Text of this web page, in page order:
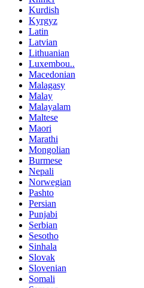
Kurdish
Kyrgyz
Latin
Latvian
Lithuanian
Luxembou..
Macedonian
Malagasy
Malay
Malayalam
Maltese
Maori
Marathi
Mongolian
Burmese
Nepali
Norwegian
Pashto
Persian
Punjabi
Serbian
Sesotho
Sinhala
Slovak
Slovenian
Somali